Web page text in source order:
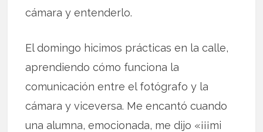
cámara y entenderlo.
El domingo hicimos prácticas en la calle,
aprendiendo cómo funciona la
comunicación entre el fotógrafo y la
cámara y viceversa. Me encantó cuando
una alumna, emocionada, me dijo «¡¡¡mi